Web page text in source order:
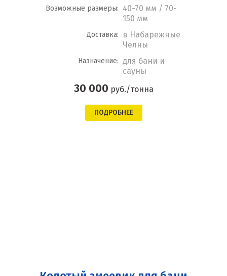
Возможные размеры: 40-70 мм / 70-
150 мм
Доставка:
в Набарежные
Челны
Назначение: для бани и
сауны
30 000 руб./тонна
ПОДРОБНЕЕ